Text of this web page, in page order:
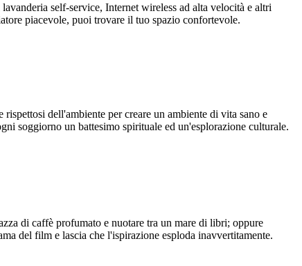
self-service, Internet wireless ad alta velocità e altri
piacevole, puoi trovare il tuo spazio confortevole.
dell'ambiente per creare un ambiente di vita sano e
soggiorno un battesimo spirituale ed un'esplorazione culturale.
di caffè profumato e nuotare tra un mare di libri; oppure
del film e lascia che l'ispirazione esploda inavvertitamente.